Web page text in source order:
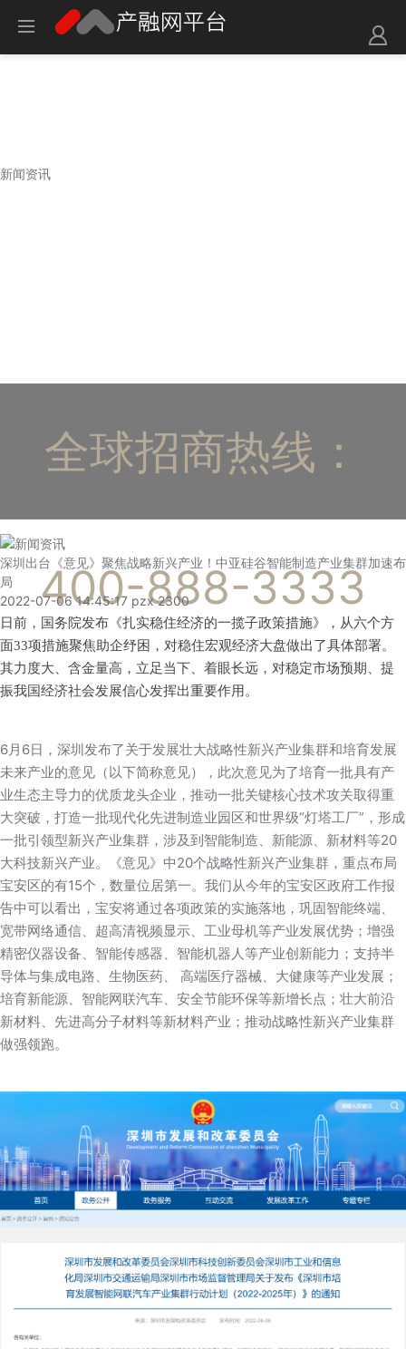
新闻资讯
全球招商热线：
400-888-3333
深圳出台《意见》聚焦战略新兴产业！中亚硅谷智能制造产业集群加速布
局
2022-07-06 14:45:17 pzx 2300
日前，国务院发布《扎实稳住经济的一揽子政策措施》，从六个方
面33项措施聚焦助企纾困，对稳住宏观经济大盘做出了具体部署。
其力度大、含金量高，立足当下、着眼长远，对稳定市场预期、提
振我国经济社会发展信心发挥出重要作用。
6月6日，深圳发布了关于发展壮大战略性新兴产业集群和培育发展
未来产业的意见（以下简称意见），此次意见为了培育一批具有产
业生态主导力的优质龙头企业，推动一批关键核心技术攻关取得重
大突破，打造一批现代化先进制造业园区和世界级“灯塔工厂”，形成
一批引领型新兴产业集群，涉及到智能制造、新能源、新材料等20
大科技新兴产业。《意见》中20个战略性新兴产业集群，重点布局
宝安区的有15个，数量位居第一。我们从今年的宝安区政府工作报
告中可以看出，宝安将通过各项政策的实施落地，巩固智能终端、
宽带网络通信、超高清视频显示、工业母机等产业发展优势；增强
精密仪器设备、智能传感器、智能机器人等产业创新能力；支持半
导体与集成电路、生物医药、 高端医疗器械、大健康等产业发展；
培育新能源、智能网联汽车、安全节能环保等新增长点；壮大前沿
新材料、先进高分子材料等新材料产业；推动战略性新兴产业集群
做强领跑。